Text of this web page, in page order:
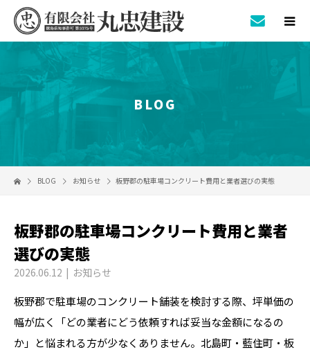
BLOG
BLOG お知らせ 板野郡の駐車場コンクリート費用と業者選びの実態
板野郡の駐車場コンクリート費用と業者
選びの実態
2026.06.12 お知らせ
板野郡で駐車場のコンクリート舗装を検討する際、坪単価の
幅が広く「どの業者にどう依頼すれば妥当な金額になるの
か」と悩まれる方が少なくありません。北島町・藍住町・板